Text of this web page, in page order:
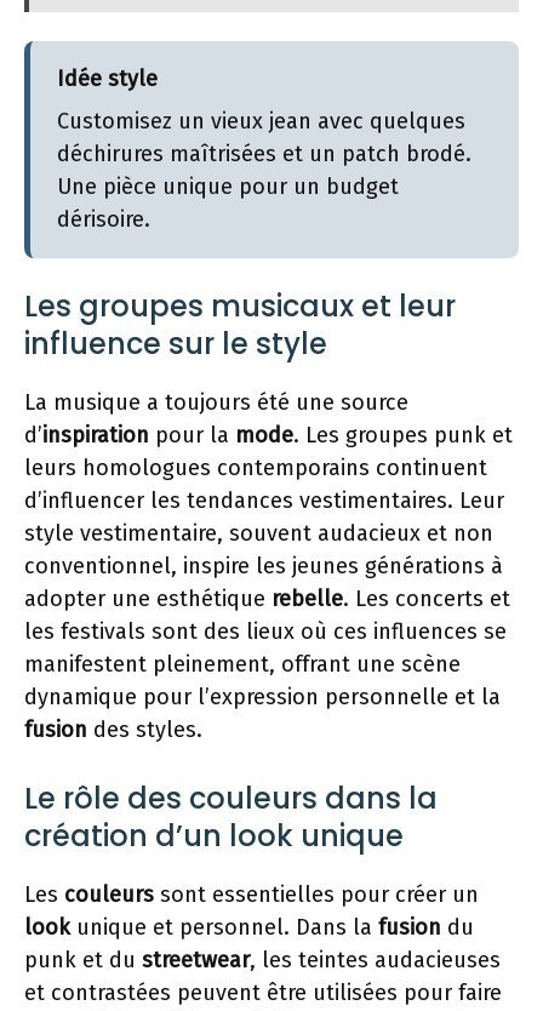
Idée style
Customisez un vieux jean avec quelques
déchirures maîtrisées et un patch brodé.
Une pièce unique pour un budget
dérisoire.
Les groupes musicaux et leur
influence sur le style
La musique a toujours été une source
d’inspiration pour la mode. Les groupes punk et
leurs homologues contemporains continuent
d’influencer les tendances vestimentaires. Leur
style vestimentaire, souvent audacieux et non
conventionnel, inspire les jeunes générations à
adopter une esthétique rebelle. Les concerts et
les festivals sont des lieux où ces influences se
manifestent pleinement, offrant une scène
dynamique pour l’expression personnelle et la
fusion des styles.
Le rôle des couleurs dans la
création d’un look unique
Les couleurs sont essentielles pour créer un
lookunique et personnel. Dans la fusion du
punk et du streetwear, les teintes audacieuses
et contrastées peuvent être utilisées pour faire